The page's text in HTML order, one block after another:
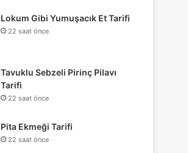
Lokum Gibi Yumuşacık Et Tarifi
22 saat önce
Tavuklu Sebzeli Pirinç Pilavı
Tarifi
22 saat önce
Pita Ekmeği Tarifi
22 saat önce